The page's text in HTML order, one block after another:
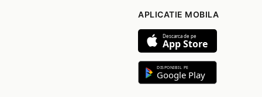
APLICATIE MOBILA
Descarca de pe
App Store
DISPONIBIL PE
Google Play